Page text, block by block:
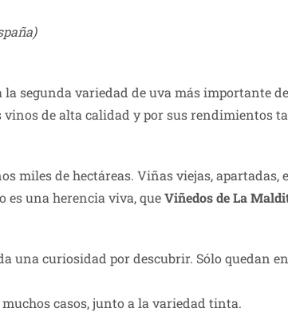
la segunda variedad de uva más importante
de alta calidad y por sus rendimientos
miles de hectáreas. Viñas viejas,
es una herencia viva, queViñedos de La
una curiosidad por descubrir. Sólo quedan
casos, junto a la variedad tinta.